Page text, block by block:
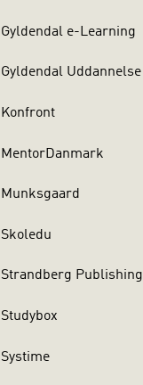
Gyldendal e-Learning
Gyldendal Uddannelse
Konfront
MentorDanmark
Munksgaard
Skoledu
Strandberg Publishing
Studybox
Systime